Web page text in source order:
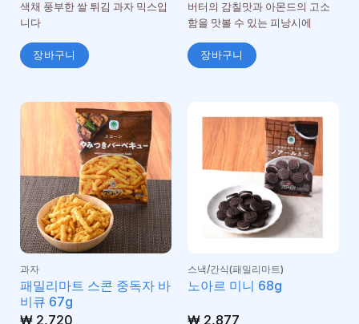
색채 풍부한 쌀 튀김 과자 믹스입
니다
장바구니
버터의 감칠맛과 아몬드의 고소
함을 맛볼 수 있는 피낭시에
장바구니
과자
패밀리마트 스콘 중독자 바
비큐 67g
₩2,720
스낵/간식(패밀리마트)
노아르 미니 68g
₩2,877